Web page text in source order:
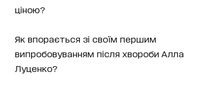
ціною?
Як впорається зі своїм першим
випробовуванням після хвороби Алла
Луценко?